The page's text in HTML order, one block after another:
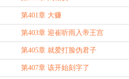
第401章 大赚
第403章 迎崔听雨入帝王宫
第405章 就爱打脸伪君子
第407章 该开始刻字了